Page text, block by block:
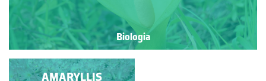
Biologia
ALLIUM
AMARYLLIS